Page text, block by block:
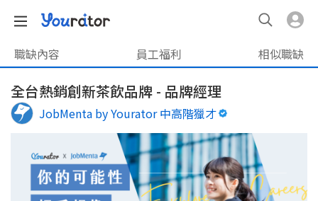
職缺內容 員工福利 相似職缺
全台熱銷創新茶飲品牌 - 品牌經理
JobMenta by Yourator 中高階獵才